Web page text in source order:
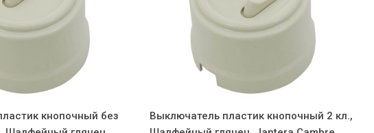
кнопочный без
Выключатель пластик кнопочный 2 кл.,